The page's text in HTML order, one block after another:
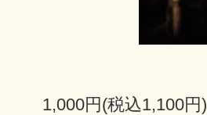
1,000円(税込1,100円)